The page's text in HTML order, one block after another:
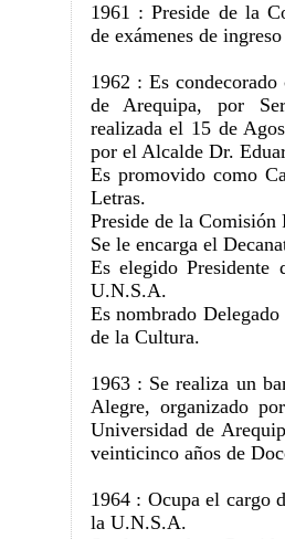
1961 : Preside de la
de exámenes de
1962 : Es
de Arequipa, por
realizada el 15 de
por el Alcalde Dr.
Es promovido como
Letras.
Preside de la
Se le encarga el
Es elegido
U.N.S.A.
Es nombrado
de la Cultura.
1963 : Se realiza un
Alegre, organizado
Universidad de
veinticinco años de
1964 : Ocupa el cargo
la U.N.S.A.